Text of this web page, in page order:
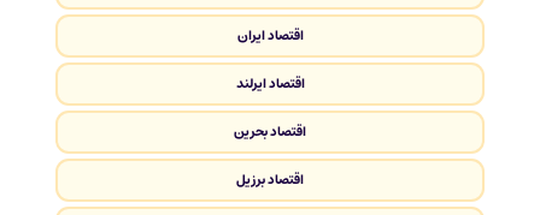
اقتصاد ایران
اقتصاد ایرلند
اقتصاد بحرین
اقتصاد برزیل